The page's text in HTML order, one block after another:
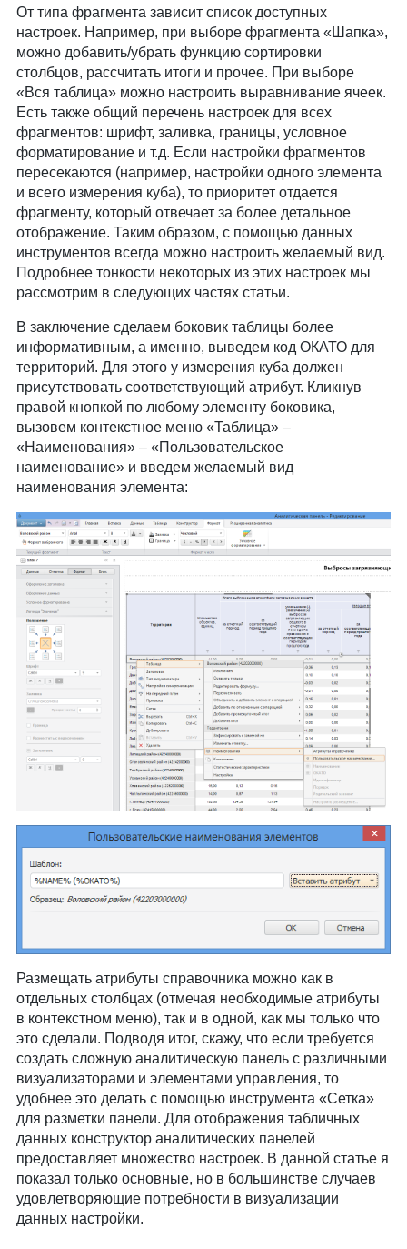
От типа фрагмента зависит список доступных
настроек. Например, при выборе фрагмента «Шапка»,
можно добавить/убрать функцию сортировки
столбцов, рассчитать итоги и прочее. При выборе
«Вся таблица» можно настроить выравнивание ячеек.
Есть также общий перечень настроек для всех
фрагментов: шрифт, заливка, границы, условное
форматирование и т.д. Если настройки фрагментов
пересекаются (например, настройки одного элемента
и всего измерения куба), то приоритет отдается
фрагменту, который отвечает за более детальное
отображение. Таким образом, с помощью данных
инструментов всегда можно настроить желаемый вид.
Подробнее тонкости некоторых из этих настроек мы
рассмотрим в следующих частях статьи.
В заключение сделаем боковик таблицы более
информативным, а именно, выведем код ОКАТО для
территорий. Для этого у измерения куба должен
присутствовать соответствующий атрибут. Кликнув
правой кнопкой по любому элементу боковика,
вызовем контекстное меню «Таблица» –
«Наименования» – «Пользовательское
наименование» и введем желаемый вид
наименования элемента:
Размещать атрибуты справочника можно как в
отдельных столбцах (отмечая необходимые атрибуты
в контекстном меню), так и в одной, как мы только что
это сделали. Подводя итог, скажу, что если требуется
создать сложную аналитическую панель с различными
визуализаторами и элементами управления, то
удобнее это делать с помощью инструмента «Сетка»
для разметки панели. Для отображения табличных
данных конструктор аналитических панелей
предоставляет множество настроек. В данной статье я
показал только основные, но в большинстве случаев
удовлетворяющие потребности в визуализации
данных настройки.